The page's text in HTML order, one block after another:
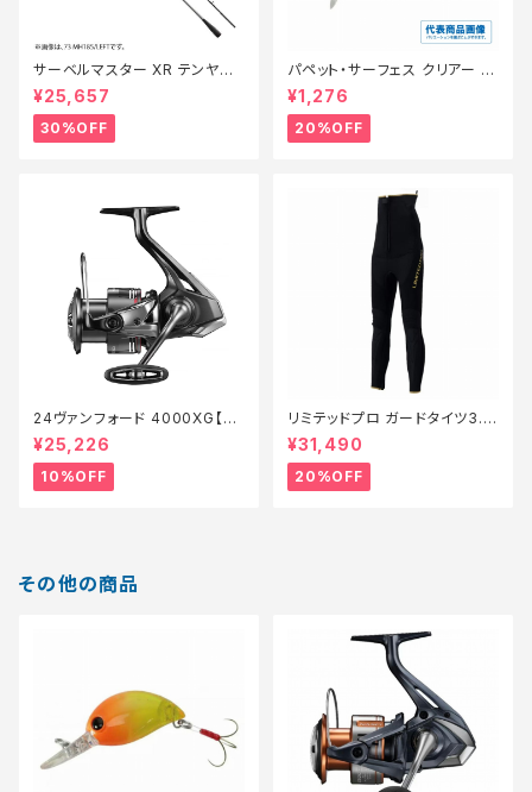
サーベルマスター XR テンヤ
73MH 185R【特価ロッド】【30】
¥25,657
30%OFF
パペット・サーフェス クリアー 0
1【特価ルアー】【20】
¥1,276
20%OFF
24ヴァンフォード 4000XG【継
続セール_リール】【10】
¥25,226
10%OFF
リミテッドプロ ガードタイツ3.0
FI−540X 黒 LB【特価装備】【2
0】
¥31,490
20%OFF
その他の商品